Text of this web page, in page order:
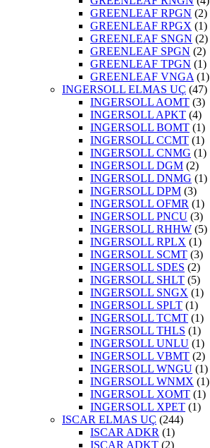
GREENLEAF RPGN (2)
GREENLEAF RPGX (1)
GREENLEAF SNGN (2)
GREENLEAF SPGN (2)
GREENLEAF TPGN (1)
GREENLEAF VNGA (1)
INGERSOLL ELMAS UÇ (47)
INGERSOLL AOMT (3)
INGERSOLL APKT (4)
INGERSOLL BOMT (1)
INGERSOLL CCMT (1)
INGERSOLL CNMG (1)
INGERSOLL DGM (2)
INGERSOLL DNMG (1)
INGERSOLL DPM (3)
INGERSOLL OFMR (1)
INGERSOLL PNCU (3)
INGERSOLL RHHW (5)
INGERSOLL RPLX (1)
INGERSOLL SCMT (3)
INGERSOLL SDES (2)
INGERSOLL SHLT (5)
INGERSOLL SNGX (1)
INGERSOLL SPLT (1)
INGERSOLL TCMT (1)
INGERSOLL THLS (1)
INGERSOLL UNLU (1)
INGERSOLL VBMT (2)
INGERSOLL WNGU (1)
INGERSOLL WNMX (1)
INGERSOLL XOMT (1)
INGERSOLL XPET (1)
ISCAR ELMAS UÇ (244)
ISCAR ADKR (1)
ISCAR ADKT (2)